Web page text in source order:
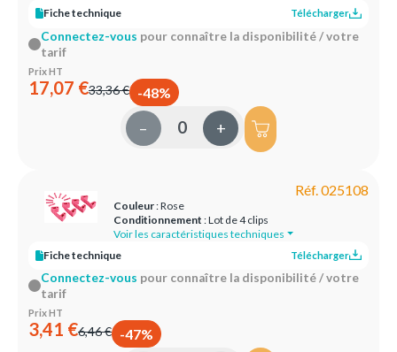
Fiche technique
Télécharger
Connectez-vous pour connaître la disponibilité / votre
tarif
Prix HT
17,07 €33,36 € -48%
– +
Réf. 025108
Couleur: Rose
Conditionnement : Lot de 4 clips
Voir les caractéristiques techniques
Fiche technique
Télécharger
Connectez-vous pour connaître la disponibilité / votre
tarif
Prix HT
3,41 €6,46 € -47%